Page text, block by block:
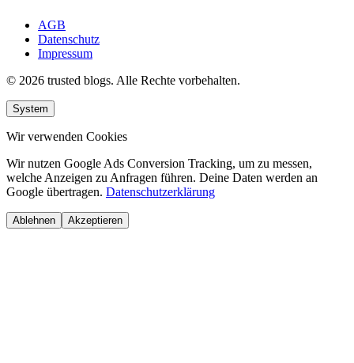
AGB
Datenschutz
Impressum
© 2026 trusted blogs. Alle Rechte vorbehalten.
System
Wir verwenden Cookies
Wir nutzen Google Ads Conversion Tracking, um zu messen,
welche Anzeigen zu Anfragen führen. Deine Daten werden an
Google übertragen. Datenschutzerklärung
Ablehnen Akzeptieren